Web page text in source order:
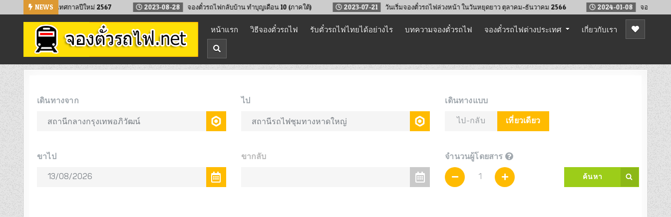
to
NEWS
ฟล่วงหน้า เทศกาลปีใหม่ 2567 2023-08-28 จองตั๋วรถไฟกลับบ้าน ทำบุญเดือน 10 (ภาคใต้) 2023-07-21 วันเริ่มจองตั๋วรถไฟล่วงหน้า ในวันหยุดยาว ตุลาคม-ธันวาคม 2566 2024-01-08 จองตั๋วรถไฟล่วงหน้
จองตั๋วรถไฟออนไลน์
จองตั๋วรถไฟล่วงหน้า จองได้ 24 ชั่วโมง
หน้าแรก วิธีจองตั๋วรถไฟ รับตั๋วรถไฟไทยได้อย่างไร บทความจองตั๋วรถไฟ จองตั๋วรถไฟต่างประเทศ เกี่ยวกับเรา